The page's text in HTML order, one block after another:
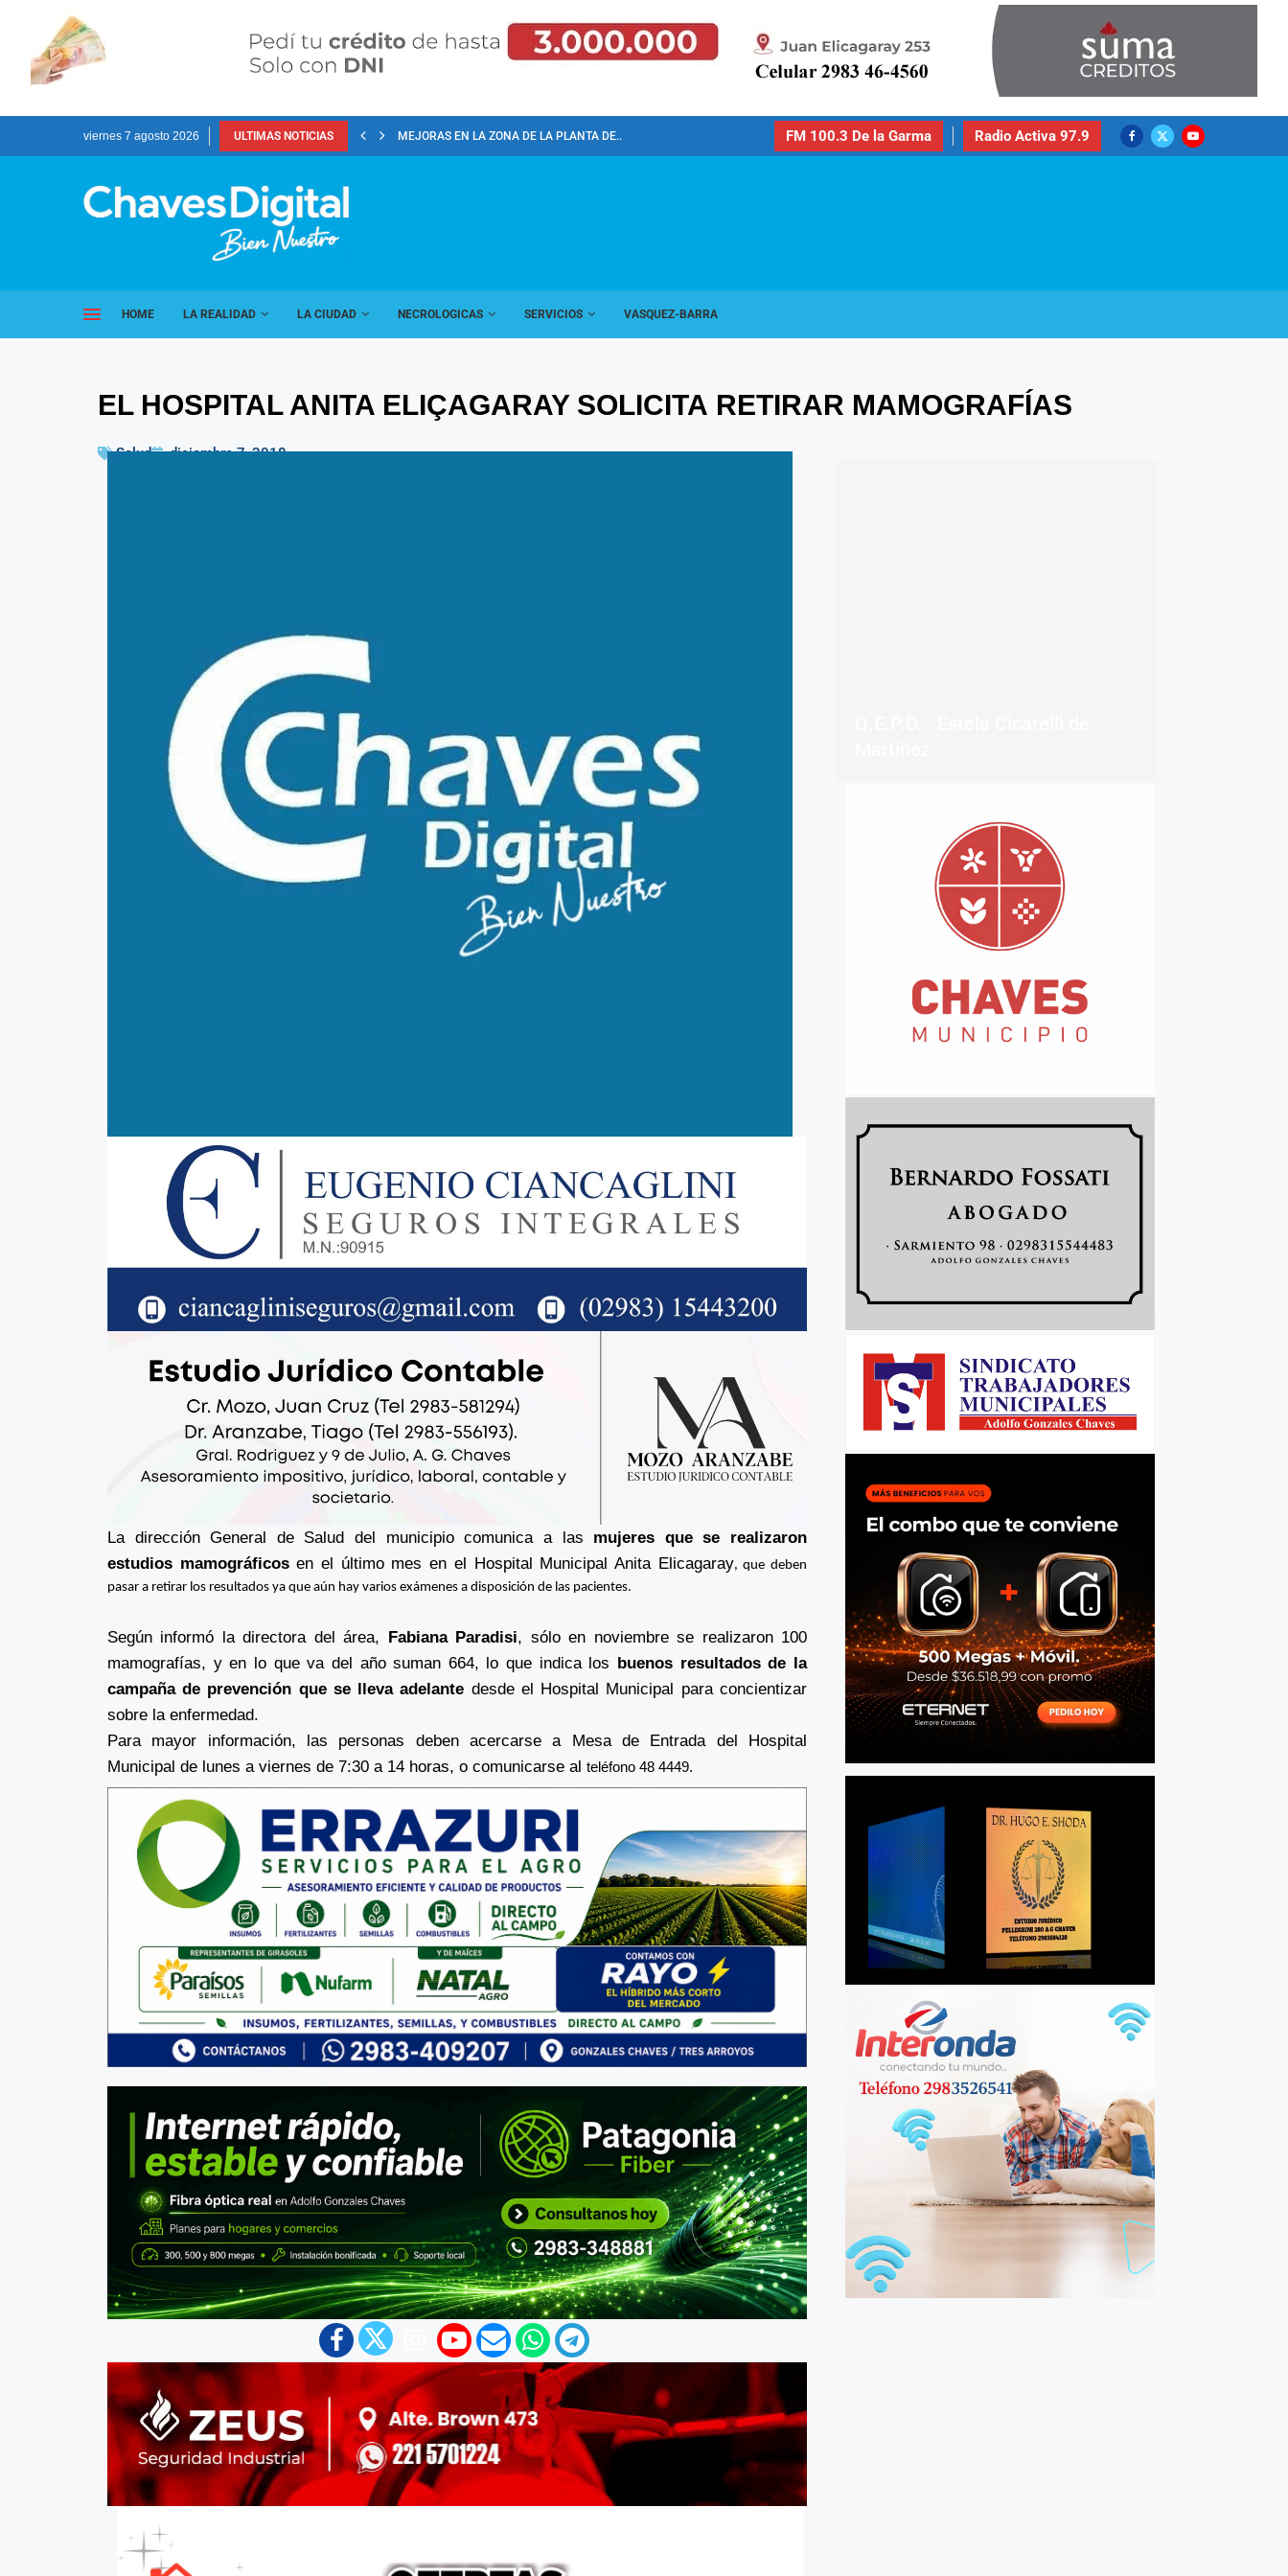
viernes 7 agosto 2026 ULTIMAS NOTICIAS MEJORAS EN LA ZONA DE LA PLANTA DE... FM 100.3 De la Garma Radio Activa 97.9
HOME LA REALIDAD LA CIUDAD NECROLOGICAS SERVICIOS VASQUEZ-BARRA
EL HOSPITAL ANITA ELIÇAGARAY SOLICITA RETIRAR MAMOGRAFÍAS
Salud diciembre 7, 2018
La dirección General de Salud del municipio comunica a las mujeres que se realizaron
estudios mamográficosen el último mes en el Hospital Municipal Anita Elicagaray, que deben
pasar a retirar los resultados ya que aún hay varios exámenes a disposición de las pacientes.
Según informó la directora del área, Fabiana Paradisi, sólo en noviembre se realizaron 100
mamografías, y en lo que va del año suman 664, lo que indica los buenos resultados de la
campaña de prevención que se lleva adelante desde el Hospital Municipal para concientizar
sobre la enfermedad.
Para mayor información, las personas deben acercarse a Mesa de Entrada del Hospital
Municipal de lunes a viernes de 7:30 a 14 horas, o comunicarse al teléfono 48 4449.